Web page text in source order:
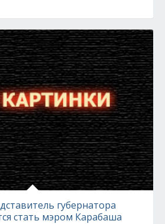
губернатора
стать мэром Карабаша